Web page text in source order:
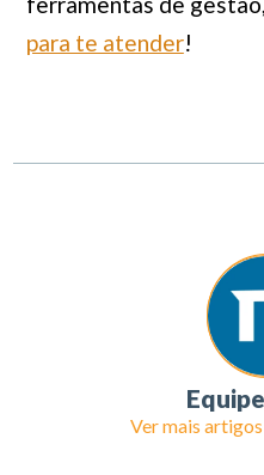
para te atender!
Ver mais